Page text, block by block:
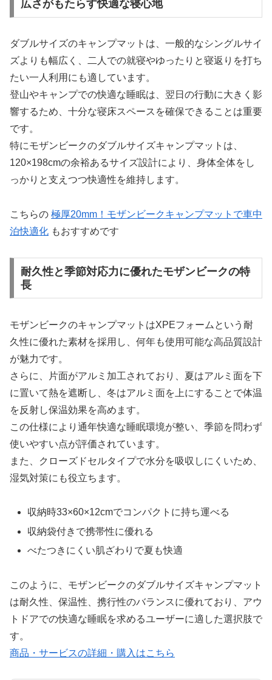
広さがもたらす快適な寝心地
ダブルサイズのキャンプマットは、一般的なシングルサイ
ズよりも幅広く、二人での就寝やゆったりと寝返りを打ち
たい一人利用にも適しています。
登山やキャンプでの快適な睡眠は、翌日の行動に大きく影
響するため、十分な寝床スペースを確保できることは重要
です。
特にモザンビークのダブルサイズキャンプマットは、
120×198cmの余裕あるサイズ設計により、身体全体をし
っかりと支えつつ快適性を維持します。
こちらの 極厚20mm！モザンビークキャンプマットで車中
泊快適化 もおすすめです
耐久性と季節対応力に優れたモザンビークの特
長
モザンビークのキャンプマットはXPEフォームという耐
久性に優れた素材を採用し、何年も使用可能な高品質設計
が魅力です。
さらに、片面がアルミ加工されており、夏はアルミ面を下
に置いて熱を遮断し、冬はアルミ面を上にすることで体温
を反射し保温効果を高めます。
この仕様により通年快適な睡眠環境が整い、季節を問わず
使いやすい点が評価されています。
また、クローズドセルタイプで水分を吸収しにくいため、
湿気対策にも役立ちます。
収納時33×60×12cmでコンパクトに持ち運べる
収納袋付きで携帯性に優れる
べたつきにくい肌ざわりで夏も快適
このように、モザンビークのダブルサイズキャンプマット
は耐久性、保温性、携行性のバランスに優れており、アウ
トドアでの快適な睡眠を求めるユーザーに適した選択肢で
す。
商品・サービスの詳細・購入はこちら